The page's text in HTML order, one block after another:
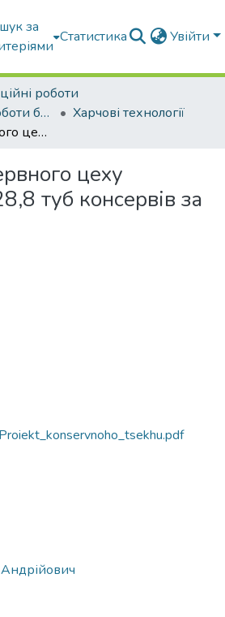
за
Статистика Увійти
роботи
Кваліфікаційні роботи бакалаврів
Харчові технології
Проєкт консервного цеху потужністю 28,8 туб консервів за зміну
цеху
туб консервів за